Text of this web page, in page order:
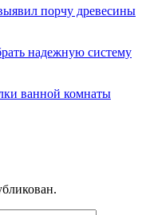
порчу древесины
надежную систему
ванной комнаты